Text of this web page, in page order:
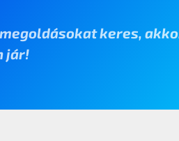
keres,
jár!